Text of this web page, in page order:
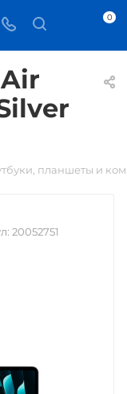
0
планшеты и
20052751